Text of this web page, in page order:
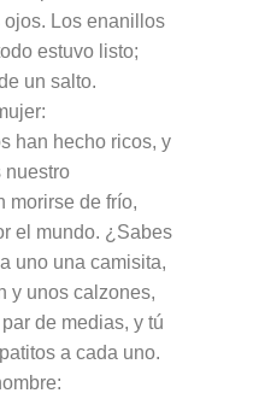
Los enanillos
estuvo listo;
un salto.
han hecho ricos, y
nuestro
morirse de frío,
el mundo. ¿Sabes
uno una camisita,
y unos calzones,
de medias, y tú
a cada uno.